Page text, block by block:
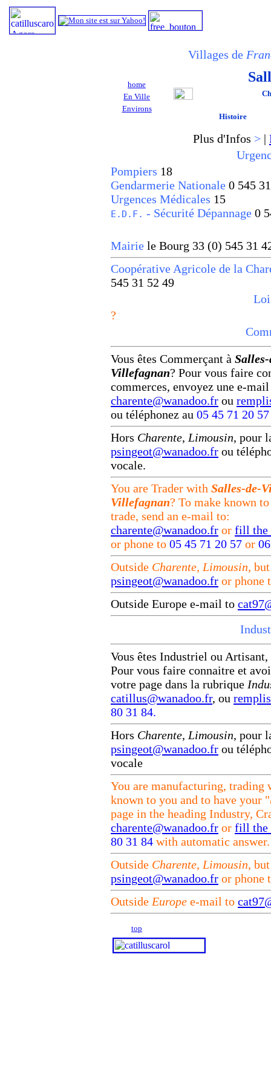
Villages de
home
En Ville
Environs
Histoire
Plus d'Infos > |
Pompiers 18
Gendarmerie Nationale 0 545
Urgences Médicales 15
E.D.F. - Sécurité Dépannage 0
Mairie le Bourg 33 (0) 545 31
Coopérative Agricole de la
545 31 52 49
?
Vous êtes Commerçant à
Villefagnan? Pour vous faire
commerces, envoyez une e-
charente@wanadoo.fr ou
ou téléphonez au 05 45 71 20
Hors Charente, Limousin, pour
psingeot@wanadoo.fr ou
vocale.
You are Trader with Salles-de-
Villefagnan? To make known
trade, send an e-mail to:
charente@wanadoo.fr or fill the
or phone to 05 45 71 20 57 or
Outside Charente, Limousin,
psingeot@wanadoo.fr or phone
Outside Europe e-mail to
Vous êtes Industriel ou
Pour vous faire connaitre et
votre page dans la rubrique
catillus@wanadoo.fr, ou
80 31 84.
Hors Charente, Limousin, pour
psingeot@wanadoo.fr ou
vocale
You are manufacturing,
known to you and to have your "
page in the heading Industry,
charente@wanadoo.fr or fill the
80 31 84 with automatic answer.
Outside Charente, Limousin,
psingeot@wanadoo.fr or phone
Outside Europe e-mail to
top